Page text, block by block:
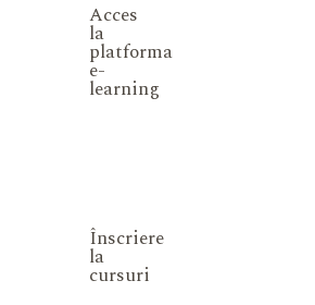
Acces
la
platforma
e-
learning
Înscriere
la
cursuri